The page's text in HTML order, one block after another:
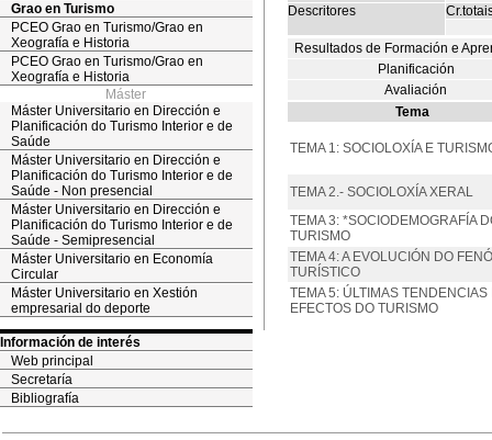
Grao en Turismo
PCEO Grao en Turismo/Grao en
Xeografía e Historia
PCEO Grao en Turismo/Grao en
Xeografía e Historia
Máster
Máster Universitario en Dirección e
Planificación do Turismo Interior e de
Saúde
Máster Universitario en Dirección e
Planificación do Turismo Interior e de
Saúde - Non presencial
Máster Universitario en Dirección e
Planificación do Turismo Interior e de
Saúde - Semipresencial
Máster Universitario en Economía
Circular
Máster Universitario en Xestión
empresarial do deporte
Información de interés
Web principal
Secretaría
Bibliografía
Descritores
Resultados de Formación e
Planificación
Avaliación
Tema
TEMA 1: SOCIOLOXÍA E
TEMA 2.- SOCIOLOXÍA XERAL
TEMA 3: *SOCIODEMOGRAFÍA
TURISMO
TEMA 4: A EVOLUCIÓN DO
TURÍSTICO
TEMA 5: ÚLTIMAS TENDENCIAS
EFECTOS DO TURISMO